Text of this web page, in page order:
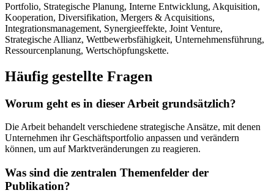
Portfolio, Strategische Planung, Interne Entwicklung, Akquisition,
Kooperation, Diversifikation, Mergers & Acquisitions,
Integrationsmanagement, Synergieeffekte, Joint Venture,
Strategische Allianz, Wettbewerbsfähigkeit, Unternehmensführung,
Ressourcenplanung, Wertschöpfungskette.
Häufig gestellte Fragen
Worum geht es in dieser Arbeit grundsätzlich?
Die Arbeit behandelt verschiedene strategische Ansätze, mit denen
Unternehmen ihr Geschäftsportfolio anpassen und verändern
können, um auf Marktveränderungen zu reagieren.
Was sind die zentralen Themenfelder der
Publikation?